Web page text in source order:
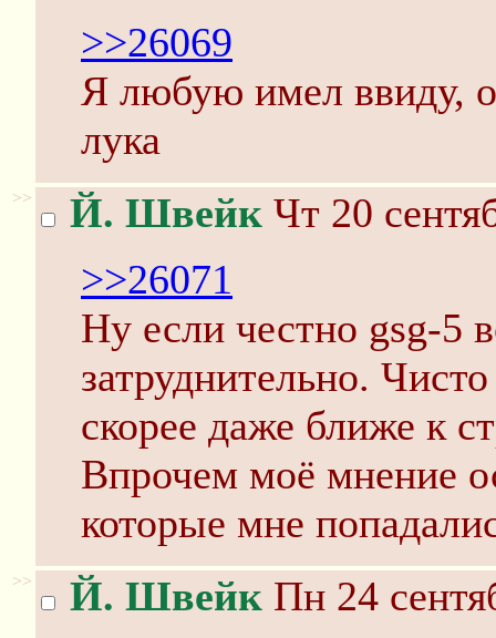
>>26069
Я любую имел ввиду,
лука
>> Й. Швейк Чт 20
>>26071
Ну если честно gsg-5
затруднительно.
скорее даже ближе к
Впрочем моё мнение
которые мне
>> Й. Швейк Пн 24